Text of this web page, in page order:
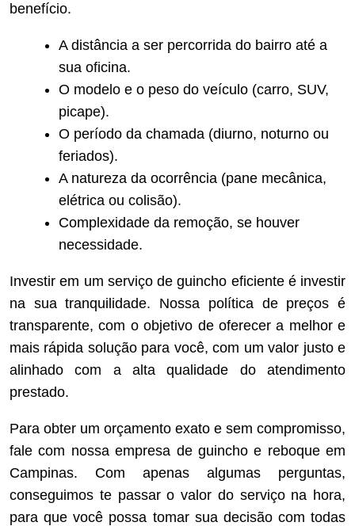
benefício.
A distância a ser percorrida do bairro até a
sua oficina.
O modelo e o peso do veículo (carro, SUV,
picape).
O período da chamada (diurno, noturno ou
feriados).
A natureza da ocorrência (pane mecânica,
elétrica ou colisão).
Complexidade da remoção, se houver
necessidade.
Investir em um serviço de guincho eficiente é investir
na sua tranquilidade. Nossa política de preços é
transparente, com o objetivo de oferecer a melhor e
mais rápida solução para você, com um valor justo e
alinhado com a alta qualidade do atendimento
prestado.
Para obter um orçamento exato e sem compromisso,
fale com nossa empresa de guincho e reboque em
Campinas. Com apenas algumas perguntas,
conseguimos te passar o valor do serviço na hora,
para que você possa tomar sua decisão com todas